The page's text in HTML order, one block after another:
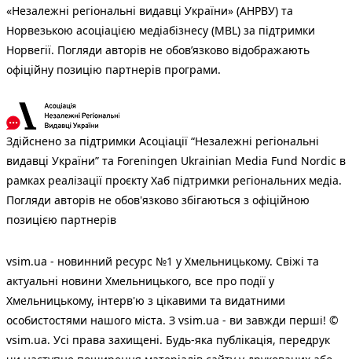
«Незалежні регіональні видавці України» (АНРВУ) та
Норвезькою асоціацією медіабізнесу (MBL) за підтримки
Норвегії. Погляди авторів не обов’язково відображають
офіційну позицію партнерів програми.
Здійснено за підтримки Асоціації “Незалежні регіональні
видавці України” та Foreningen Ukrainian Media Fund Nordic в
рамках реалізації проєкту Хаб підтримки регіональних медіа.
Погляди авторів не обов'язково збігаються з офіційною
позицією партнерів
vsim.ua - новинний ресурс №1 у Хмельницькому. Свіжі та
актуальні новини Хмельницького, все про події у
Хмельницькому, інтерв'ю з цікавими та видатними
особистостями нашого міста. З vsim.ua - ви завжди перші! ©
vsim.ua. Усі права захищені. Будь-яка публiкацiя, передрук